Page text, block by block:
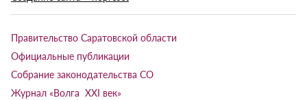
Правительство Саратовской области
Официальные публикации
Собрание законодательства СО
Журнал «Волга XXI век»